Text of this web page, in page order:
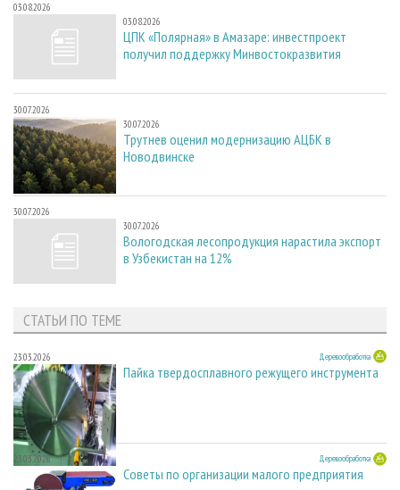
03.08.2026
03.08.2026
ЦПК «Полярная» в Амазаре: инвестпроект
получил поддержку Минвостокразвития
30.07.2026
30.07.2026
Трутнев оценил модернизацию АЦБК в
Новодвинске
30.07.2026
30.07.2026
Вологодская лесопродукция нарастила экспорт
в Узбекистан на 12%
СТАТЬИ ПО ТЕМЕ
23.03.2026 Деревообработка
Пайка твердосплавного режущего инструмента
23.03.2026 Деревообработка
Советы по организации малого предприятия